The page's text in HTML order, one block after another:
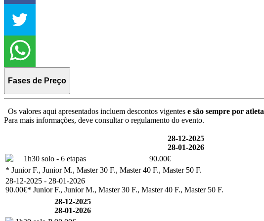
Fases de Preço
Os valores aqui apresentados incluem descontos vigentes e são sempre por atleta
Para mais informações, deve consultar o regulamento do evento.
28-12-2025
28-01-2026
1h30 solo - 6 etapas
90.00€
* Junior F., Junior M., Master 30 F., Master 40 F., Master 50 F.
28-12-2025 - 28-01-2026
90.00€* Junior F., Junior M., Master 30 F., Master 40 F., Master 50 F.
28-12-2025
28-01-2026